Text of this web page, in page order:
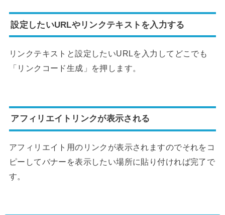
設定したいURLやリンクテキストを入力する
リンクテキストと設定したいURLを入力してどこでも
「リンクコード生成」を押します。
アフィリエイトリンクが表示される
アフィリエイト用のリンクが表示されますのでそれをコ
ピーしてバナーを表示したい場所に貼り付ければ完了で
す。